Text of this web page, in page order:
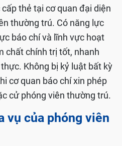
thẻ tại cơ quan đại diện
thường trú. Có năng lực
báo chí và lĩnh vực hoạt
chất chính trị tốt, nhanh
Không bị kỷ luật bất kỳ
cơ quan báo chí xin phép
cử phóng viên thường trú.
vụ của phóng viên